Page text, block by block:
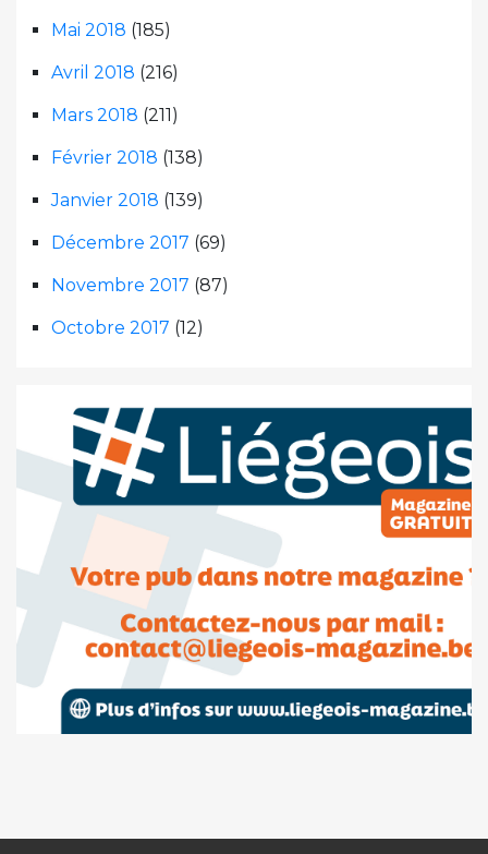
Mai 2018 (185)
Avril 2018 (216)
Mars 2018 (211)
Février 2018 (138)
Janvier 2018 (139)
Décembre 2017 (69)
Novembre 2017 (87)
Octobre 2017 (12)